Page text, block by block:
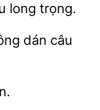
long
dán